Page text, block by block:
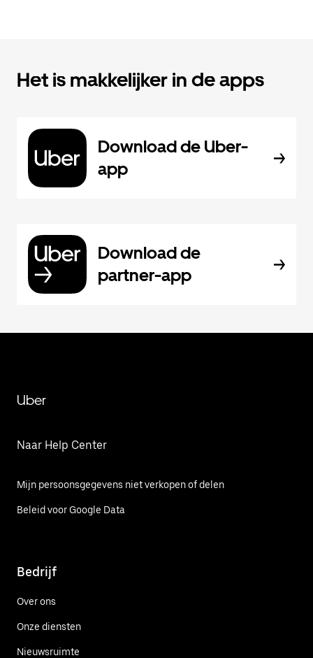
Het is makkelijker in de apps
Download de Uber-
app
Download de
partner-app
Uber
Naar Help Center
Mijn persoonsgegevens niet verkopen of delen
Beleid voor Google Data
Bedrijf
Over ons
Onze diensten
Nieuwsruimte